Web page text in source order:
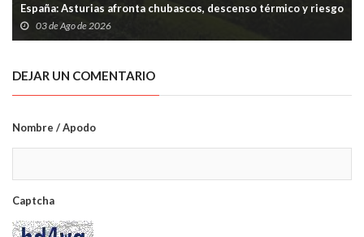
España: Asturias afronta chubascos, descenso térmico y riesgo
puntual en la Cordillera
03 de Ago de 2026
DEJAR UN COMENTARIO
Nombre / Apodo
Captcha